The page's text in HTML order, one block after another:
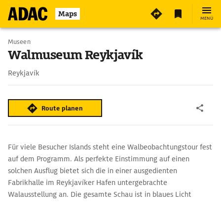
Maps MENÜ
Museen
Walmuseum Reykjavík
Reykjavík
Route planen
Für viele Besucher Islands steht eine Walbeobachtungstour fest
auf dem Programm. Als perfekte Einstimmung auf einen
solchen Ausflug bietet sich die in einer ausgedienten
Fabrikhalle im Reykjavíker Hafen untergebrachte
Walausstellung an. Die gesamte Schau ist in blaues Licht